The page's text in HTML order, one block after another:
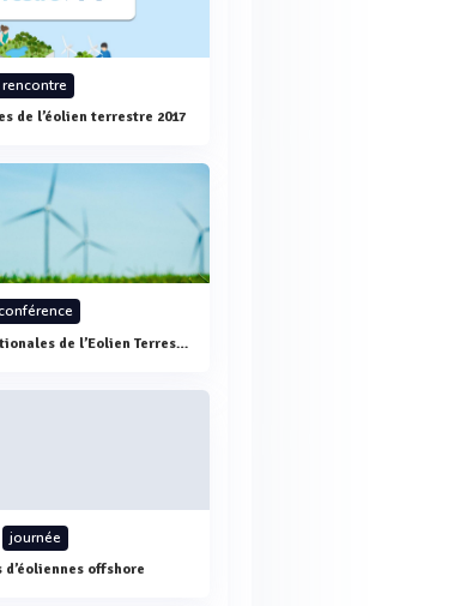
rencontre
de l’éolien terrestre 2017
2èmes Assises Nationales de l’Eolien Terrestre
journée
d’éoliennes offshore